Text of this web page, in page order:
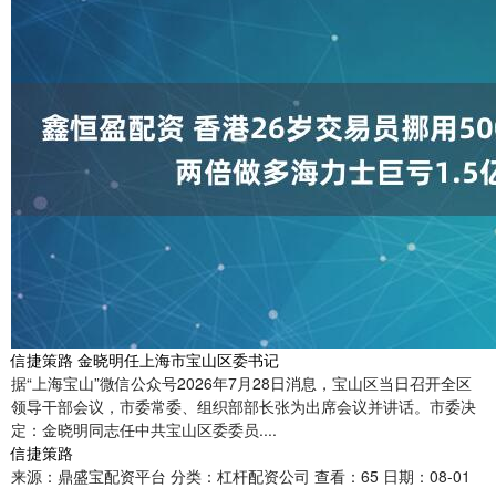
信捷策路 金晓明任上海市宝山区委书记
据“上海宝山”微信公众号2026年7月28日消息，宝山区当日召开全区
领导干部会议，市委常委、组织部部长张为出席会议并讲话。市委决
定：金晓明同志任中共宝山区委委员....
信捷策路
来源：鼎盛宝配资平台 分类：杠杆配资公司 查看：65 日期：08-01